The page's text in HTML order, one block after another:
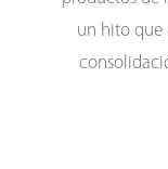
un hito que